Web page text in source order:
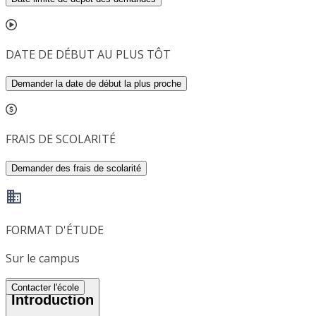
DATE DE DÉBUT AU PLUS TÔT
Demander la date de début la plus proche
FRAIS DE SCOLARITÉ
Demander des frais de scolarité
FORMAT D'ÉTUDE
Sur le campus
Contacter l'école
Introduction